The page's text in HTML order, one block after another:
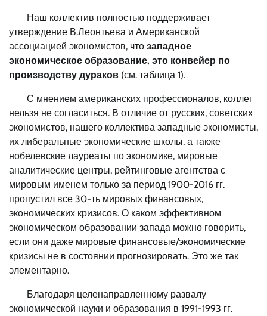
Наш коллектив полностью поддерживает
утверждение В.Леонтьева и Американской
ассоциацией экономистов, что западное
экономическое образование, это конвейер по
производству дураков (см. таблица 1).
С мнением американских профессионалов, коллег
нельзя не согласиться. В отличие от русских, советских
экономистов, нашего коллектива западные экономисты,
их либеральные экономические школы, а также
нобелевские лауреаты по экономике, мировые
аналитические центры, рейтинговые агентства с
мировым именем только за период 1900-2016 гг.
пропустил все 30-ть мировых финансовых,
экономических кризисов. О каком эффективном
экономическом образовании запада можно говорить,
если они даже мировые финансовые/экономические
кризисы не в состоянии прогнозировать. Это же так
элементарно.
Благодаря целенаправленному развалу
экономической науки и образования в 1991-1993 гг.